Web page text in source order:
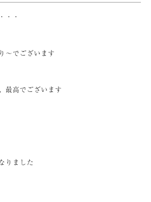
・・
～でございます
最高でございます
りました